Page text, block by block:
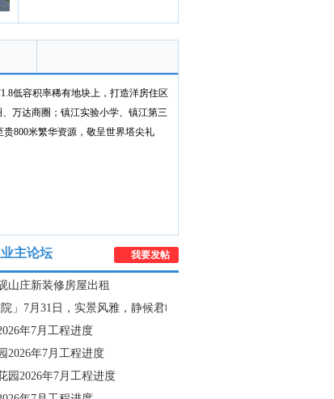
低容积率稀有地块上，打造洋房住区
万达商圈；镇江实验小学、镇江第三
800米繁华资源，敬呈世界塔尖礼
主论坛 我要发帖
山庄新装修房屋出租
院」7月31日，实景风雅，静候君临
年7月工程进度
2026年7月工程进度
园2026年7月工程进度